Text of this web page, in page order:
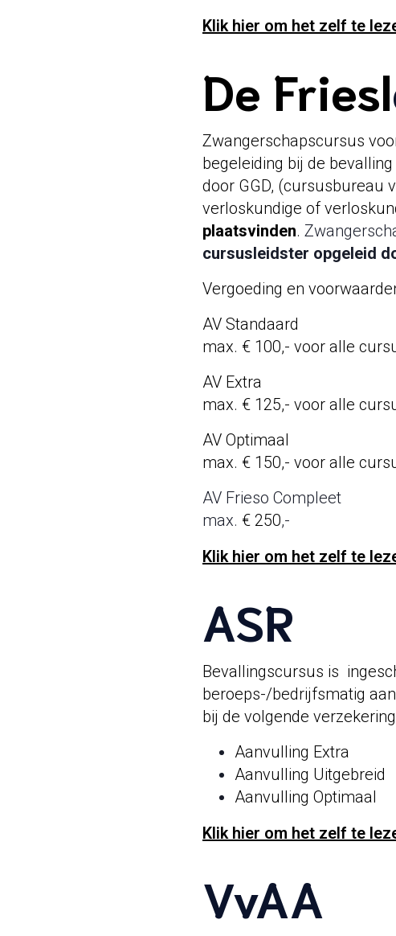
Klik hier om het zelf te
De Friesl
Zwangerschapscursus
begeleiding bij de
door GGD, (cursusbureau
verloskundige of
plaatsvinden.
cursusleidster opgeleid
Vergoeding en
AV Standaard
max. € 100,- voor alle
AV Extra
max. € 125,- voor alle
AV Optimaal
max. € 150,- voor alle
AV Frieso Compleet
max. € 250,-
Klik hier om het zelf te
ASR
Bevallingscursus is
beroeps-/bedrijfsmatig
bij de volgende
Aanvulling Extra
Aanvulling Uitgebreid
Aanvulling Optimaal
Klik hier om het zelf te
VvAA